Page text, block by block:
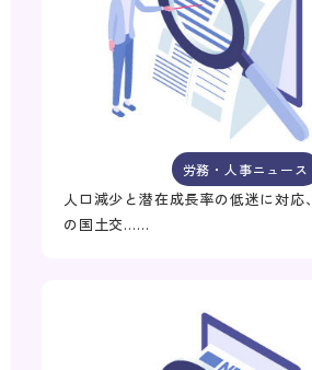
労務・人事ニュース
人口減少と潜在成長率の低迷に対応
の国土交……